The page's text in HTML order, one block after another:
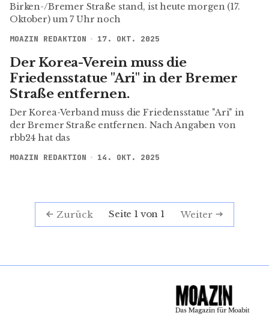
Birken-/Bremer Straße stand, ist heute morgen (17.
Oktober) um 7 Uhr noch
MOAZIN REDAKTION 17. OKT. 2025
Der Korea-Verein muss die
Friedensstatue "Ari" in der Bremer
Straße entfernen.
Der Korea-Verband muss die Friedensstatue "Ari" in
der Bremer Straße entfernen. Nach Angaben von
rbb24 hat das
MOAZIN REDAKTION 14. OKT. 2025
Zurück Seite 1 von 1 Weiter